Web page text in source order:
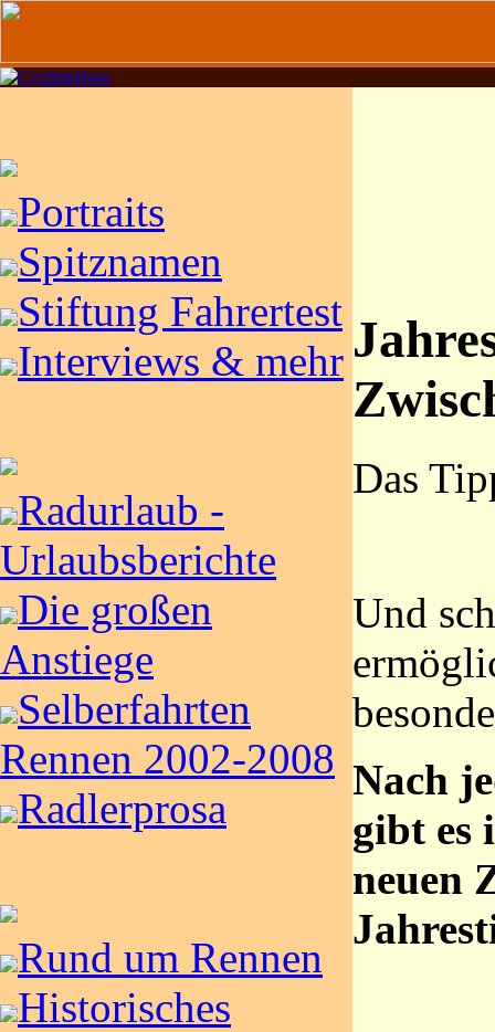
Portraits
Spitznamen
Stiftung Fahrertest
Interviews & mehr
Radurlaub -
Urlaubsberichte
Die großen
Anstiege
Selberfahrten
Rennen 2002-2008
Radlerprosa
Rund um Rennen
Historisches
Das
Und
Nach
gibt
neuen